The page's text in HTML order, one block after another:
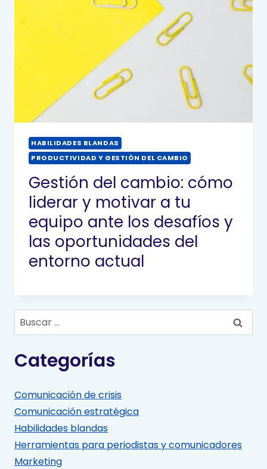
HABILIDADES BLANDAS
PRODUCTIVIDAD Y GESTIÓN DEL CAMBIO
Gestión del cambio: cómo
liderar y motivar a tu
equipo ante los desafíos y
las oportunidades del
entorno actual
Buscar:
Categorías
Comunicación de crisis
Comunicación estratégica
Habilidades blandas
Herramientas para periodistas y comunicadores
Marketing